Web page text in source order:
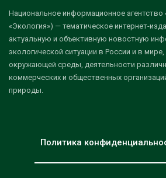
Национальное информационное агентство
«Экология») — тематическое интернет-
актуальную и объективную новостную
экологической ситуации в России и в
окружающей среды, деятельности
коммерческих и общественных
природы.
Политика